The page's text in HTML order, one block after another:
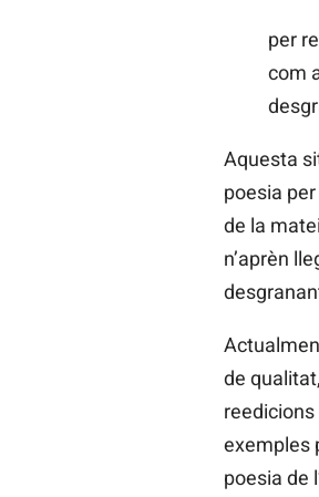
per
com
Aquesta
poesia
de la
n’aprèn
de
exemples
poesia de